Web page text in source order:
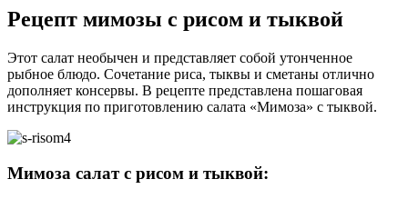
Рецепт мимозы с рисом и тыквой
Этот салат необычен и представляет собой утонченное
рыбное блюдо. Сочетание риса, тыквы и сметаны отлично
дополняет консервы. В рецепте представлена пошаговая
инструкция по приготовлению салата «Мимоза» с тыквой.
Мимоза салат с рисом и тыквой: